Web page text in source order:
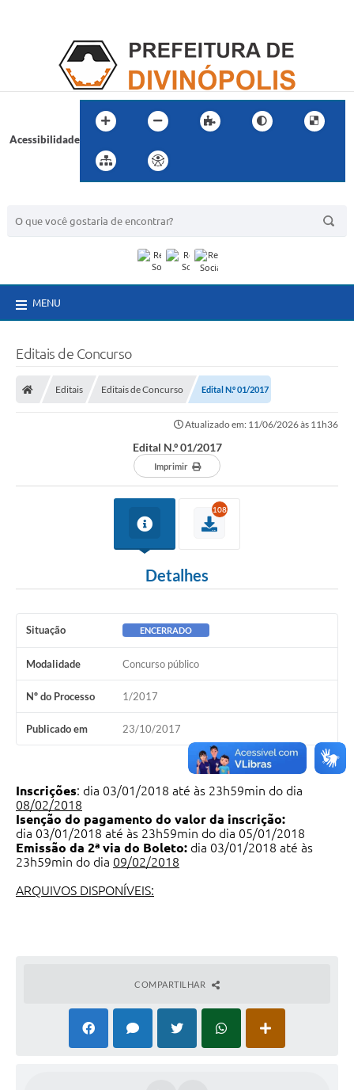
Acessibilidade
MENU
Editais de Concurso
Editais Editais de Concurso Edital N.º 01/2017
Atualizado em: 11/06/2026 às 11h36
Edital N.º 01/2017
Imprimir
108
Detalhes
Situação ENCERRADO
Modalidade Concurso público
Nº do Processo 1/2017
Publicado em 23/10/2017
Inscrições: dia 03/01/2018 até às 23h59min do dia
08/02/2018
Isenção do pagamento do valor da inscrição:
dia 03/01/2018 até às 23h59min do dia 05/01/2018
Emissão da 2ª via do Boleto: dia 03/01/2018 até às
23h59min do dia 09/02/2018
ARQUIVOS DISPONÍVEIS:
COMPARTILHAR